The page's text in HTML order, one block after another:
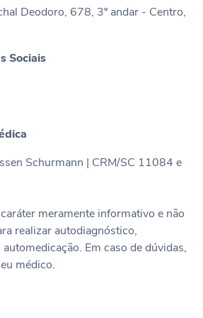
que o fragmento de pele
a um laboratório de patologia, e o
para ficar pronto, na técnica
as margens cirúrgicas
tecido adicional, quando
segundo participantes do
Deodoro, 678, 3º andar - Centro,
Sociais
Schurmann | CRM/SC 11084 e
meramente informativo e não
realizar autodiagnóstico,
Em caso de dúvidas,
médico.